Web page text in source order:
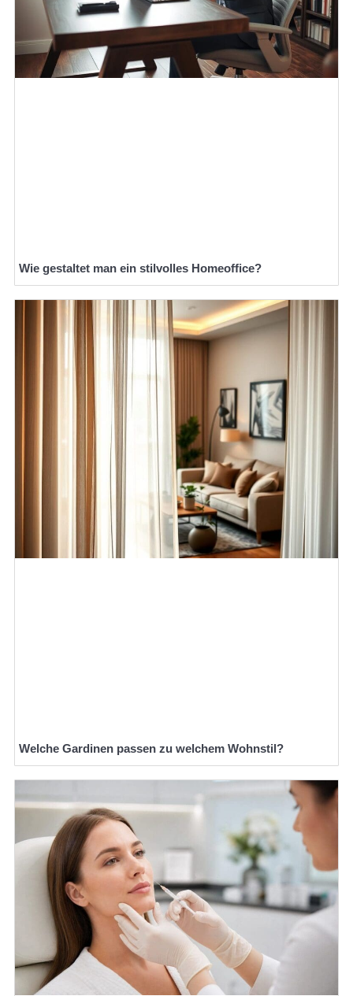
Wie gestaltet man ein stilvolles Homeoffice?
Welche Gardinen passen zu welchem Wohnstil?